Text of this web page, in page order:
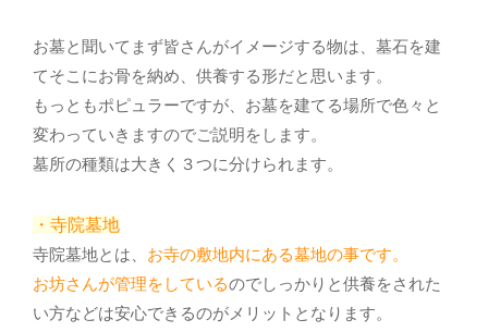
お墓と聞いてまず皆さんがイメージする物は、墓石を建
てそこにお骨を納め、供養する形だと思います。
もっともポピュラーですが、お墓を建てる場所で色々と
変わっていきますのでご説明をします。
墓所の種類は大きく３つに分けられます。
・寺院墓地
寺院墓地とは、 お寺の敷地内にある墓地の事です。
お坊さんが管理をしているのでしっかりと供養をされた
い方などは安心できるのがメリットとなります。